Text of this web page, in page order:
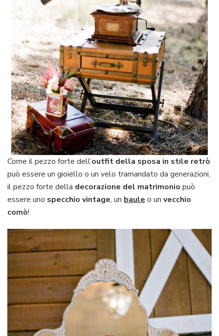
Come il pezzo forte dell’outfit della sposa in stile retrò
può essere un gioiello o un velo tramandato da generazioni,
il pezzo forte della decorazione del matrimonio può
essere uno specchio vintage, un baule o un vecchio
comò!